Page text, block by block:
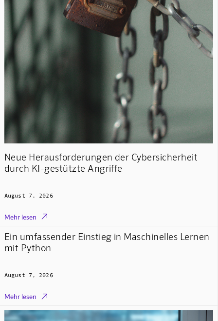
Neue Herausforderungen der Cybersicherheit
durch KI-gestützte Angriffe
August 7, 2026
Mehr lesen 
Ein umfassender Einstieg in Maschinelles Lernen
mit Python
August 7, 2026
Mehr lesen 